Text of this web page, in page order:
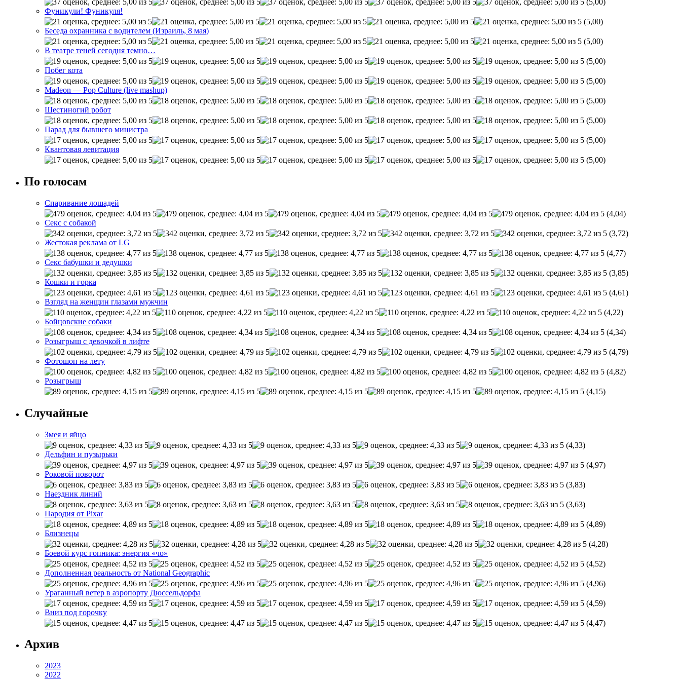
Фуникули! Фуникуля!
(5,00)
Беседа охранника с водителем (Израиль, 8 мая)
(5,00)
В театре теней сегодня темно…
(5,00)
Побег кота
(5,00)
Madeon — Pop Culture (live mashup)
(5,00)
Шестиногий робот
(5,00)
Парад для бывшего министра
(5,00)
Квантовая левитация
(5,00)
По голосам
Спаривание лошадей
(4,04)
Секс с собакой
(3,72)
Жестокая реклама от LG
(4,77)
Секс бабушки и дедушки
(3,85)
Кошки и горка
(4,61)
Взгляд на женщин глазами мужчин
(4,22)
Бойцовские собаки
(4,34)
Розыгрыш с девочкой в лифте
(4,79)
Фотошоп на лету
(4,82)
Розыгрыш
(4,15)
Случайные
Змея и яйцо
(4,33)
Дельфин и пузырьки
(4,97)
Роковой поворот
(3,83)
Наездник линий
(3,63)
Пародия от Pixar
(4,89)
Близнецы
(4,28)
Боевой курс гопника: энергия «чо»
(4,52)
Дополненная реальность от National Geographic
(4,96)
Ураганный ветер в аэропорту Дюссельдорфа
(4,59)
Вниз под горочку
(4,47)
Архив
2023
2022